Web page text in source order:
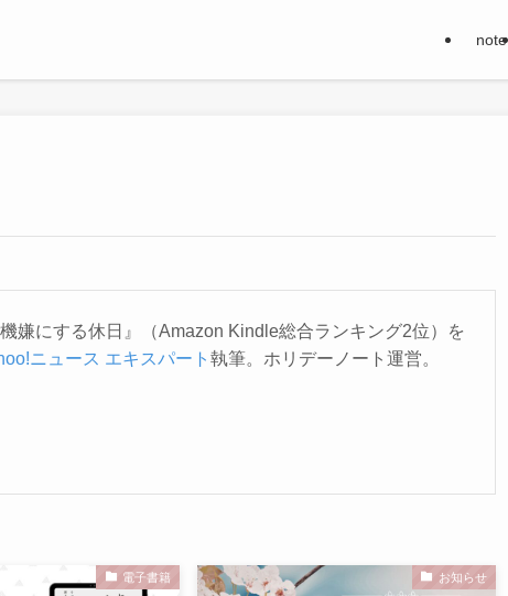
note
嫌にする休日』（Amazon Kindle総合ランキング2位）を
ニュース エキスパート 執筆。ホリデーノート運営。
電子書籍 お知らせ